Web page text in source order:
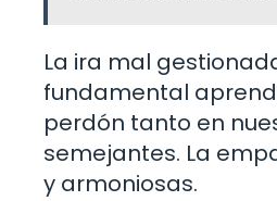
La ira mal
fundamental
perdón tanto en
semejantes. La
y armoniosas.